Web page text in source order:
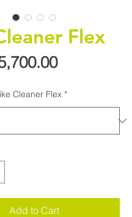
Flex
Sale
Cleaner Flex *
Add to Cart